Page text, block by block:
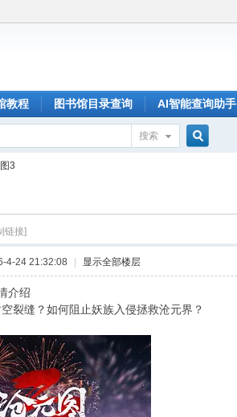
教程 图书馆目录查询 AI智能查询助手
搜索
3
链接]
4-24 21:32:08 显示全部楼层
介绍
裂缝？如何阻止妖族入侵拯救沧元界？